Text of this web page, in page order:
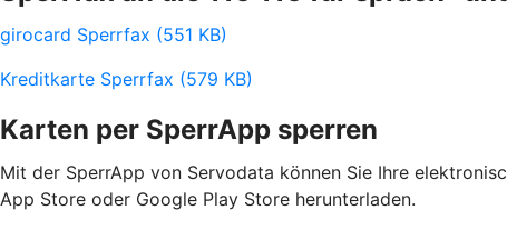
girocard Sperrfax (551 KB)
Kreditkarte Sperrfax (579 KB)
Karten per SperrApp sperren
Mit der SperrApp von Servodata können Sie Ihre
App Store oder Google Play Store herunterladen.